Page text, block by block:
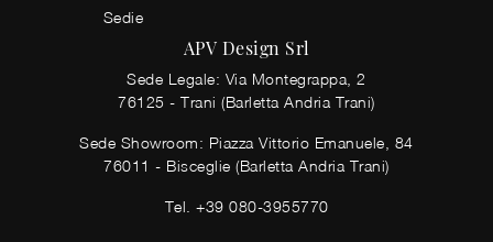
Sedie
APV Design Srl
Sede Legale: Via Montegrappa, 2
76125 - Trani (Barletta Andria Trani)
Sede Showroom: Piazza Vittorio Emanuele, 84
76011 - Bisceglie (Barletta Andria Trani)
Tel. +39 080-3955770